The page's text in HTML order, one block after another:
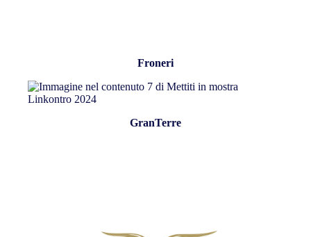
Froneri
GranTerre